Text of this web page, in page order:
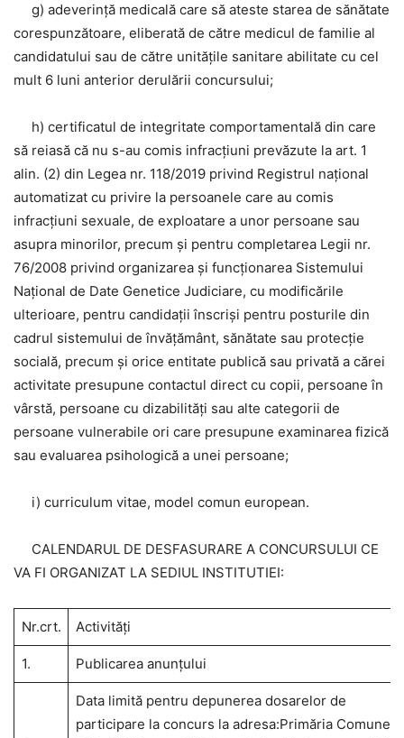
g) adeverință medicală care să ateste starea de sănătate
corespunzătoare, eliberată de către medicul de familie al
candidatului sau de către unitățile sanitare abilitate cu cel
mult 6 luni anterior derulării concursului;
h) certificatul de integritate comportamentală din care
să reiasă că nu s-au comis infracțiuni prevăzute la art. 1
alin. (2) din Legea nr. 118/2019 privind Registrul național
automatizat cu privire la persoanele care au comis
infracțiuni sexuale, de exploatare a unor persoane sau
asupra minorilor, precum și pentru completarea Legii nr.
76/2008 privind organizarea și funcționarea Sistemului
Național de Date Genetice Judiciare, cu modificările
ulterioare, pentru candidații înscriși pentru posturile din
cadrul sistemului de învățământ, sănătate sau protecție
socială, precum și orice entitate publică sau privată a cărei
activitate presupune contactul direct cu copii, persoane în
vârstă, persoane cu dizabilități sau alte categorii de
persoane vulnerabile ori care presupune examinarea fizică
sau evaluarea psihologică a unei persoane;
i) curriculum vitae, model comun european.
CALENDARUL DE DESFASURARE A CONCURSULUI CE
VA FI ORGANIZAT LA SEDIUL INSTITUTIEI:
Nr.crt. Activităţi
1. Publicarea anunțului
Data limită pentru depunerea dosarelor de
participare la concurs la adresa:Primăria Comunei